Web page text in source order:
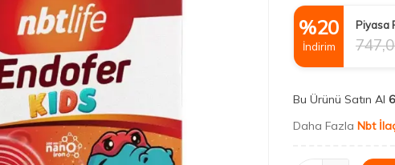
%20
İndirim
Piyasa
Bu Ürünü Satın Al
Daha Fazla Nbt